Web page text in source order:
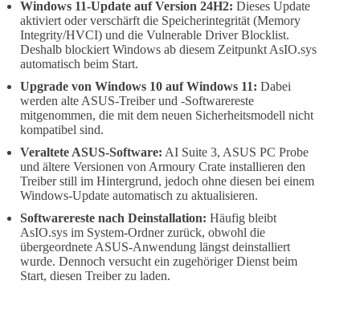
Windows 11-Update auf Version 24H2: Dieses Update
aktiviert oder verschärft die Speicherintegrität (Memory
Integrity/HVCI) und die Vulnerable Driver Blocklist.
Deshalb blockiert Windows ab diesem Zeitpunkt AsIO.sys
automatisch beim Start.
Upgrade von Windows 10 auf Windows 11: Dabei
werden alte ASUS-Treiber und -Softwarereste
mitgenommen, die mit dem neuen Sicherheitsmodell nicht
kompatibel sind.
Veraltete ASUS-Software: AI Suite 3, ASUS PC Probe
und ältere Versionen von Armoury Crate installieren den
Treiber still im Hintergrund, jedoch ohne diesen bei einem
Windows-Update automatisch zu aktualisieren.
Softwarereste nach Deinstallation: Häufig bleibt
AsIO.sys im System-Ordner zurück, obwohl die
übergeordnete ASUS-Anwendung längst deinstalliert
wurde. Dennoch versucht ein zugehöriger Dienst beim
Start, diesen Treiber zu laden.